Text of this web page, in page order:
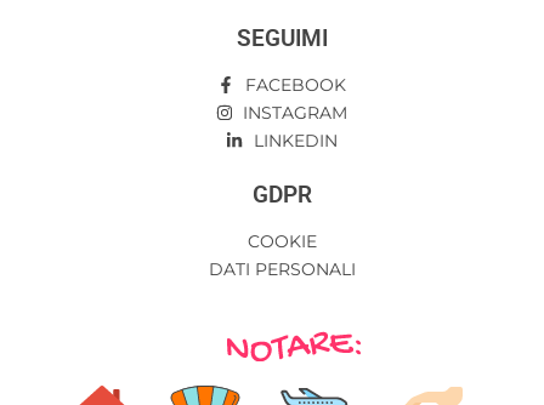
SEGUIMI
FACEBOOK
INSTAGRAM
LINKEDIN
GDPR
COOKIE
DATI PERSONALI